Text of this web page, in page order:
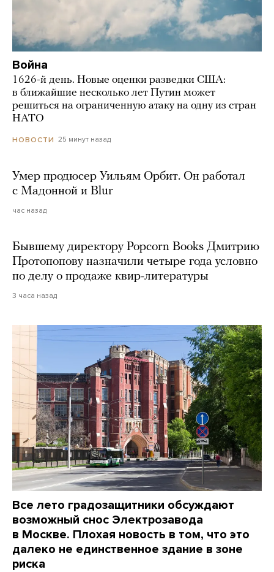
Война
1626-й день. Новые оценки разведки США:
в ближайшие несколько лет Путин может
решиться на ограниченную атаку на одну из стран
НАТО
НОВОСТИ 25 минут назад
Умер продюсер Уильям Орбит. Он работал
с Мадонной и Blur
час назад
Бывшему директору Popcorn Books Дмитрию
Протопопову назначили четыре года условно
по делу о продаже квир-литературы
3 часа назад
Все лето градозащитники обсуждают
возможный снос Электрозавода
в Москве. Плохая новость в том, что это
далеко не единственное здание в зоне
риска